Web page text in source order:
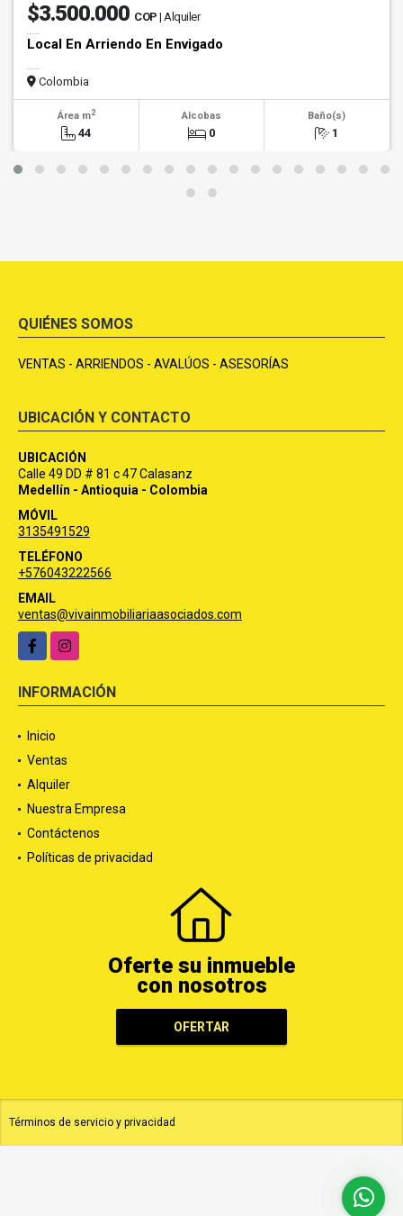
$3.500.000 COP | Alquiler
Local En Arriendo En Envigado
Colombia
Área m2
44
Alcobas
0
Baño(s)
1
QUIÉNES SOMOS
VENTAS - ARRIENDOS - AVALÚOS - ASESORÍAS
UBICACIÓN
Calle 49 DD # 81 c 47 Calasanz
Medellín - Antioquia - Colombia
MÓVIL
3135491529
TELÉFONO
+576043222566
EMAIL
ventas@vivainmobiliariaasociados.com
FacebookInstagram
Inicio
Ventas
Alquiler
Nuestra Empresa
Contáctenos
Oferte su inmueble
con nosotros
OFERTAR
Términos de servicio y privacidad